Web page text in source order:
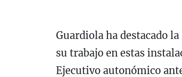
Guardiola ha destacado
su trabajo en estas
Ejecutivo autonómico